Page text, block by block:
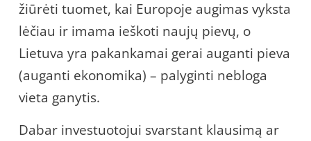
žiūrėti tuomet, kai Europoje augimas vyksta
lėčiau ir imama ieškoti naujų pievų, o
Lietuva yra pakankamai gerai auganti pieva
(auganti ekonomika) – palyginti nebloga
vieta ganytis.
Dabar investuotojui svarstant klausimą ar